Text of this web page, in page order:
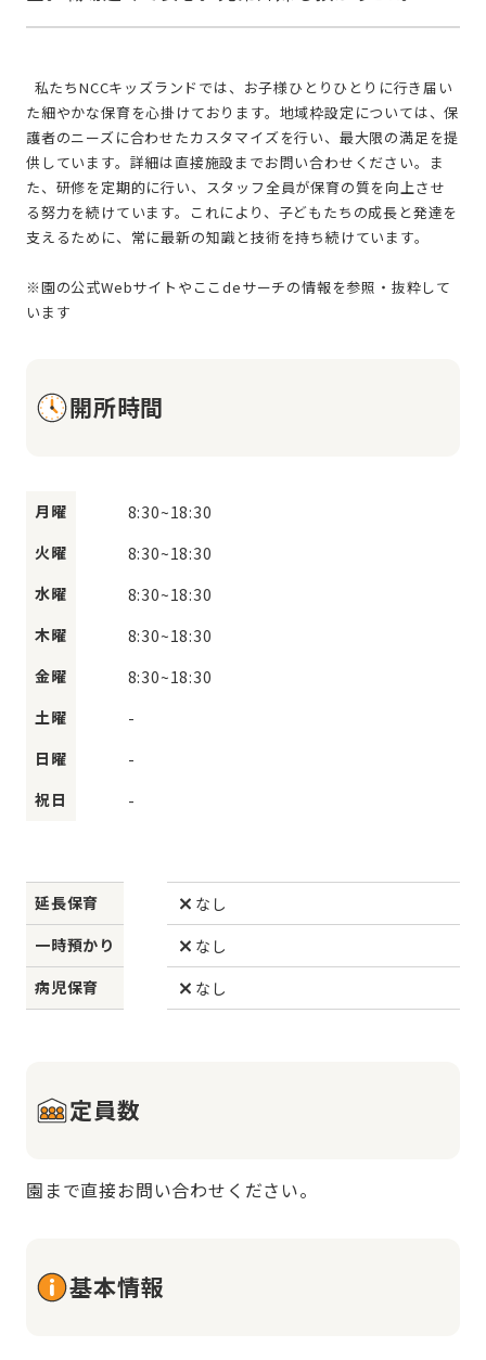
た細やかな保育を心掛けております。地域枠設定については、保
護者のニーズに合わせたカスタマイズを行い、最大限の満足を提
供しています。詳細は直接施設までお問い合わせください。ま
た、研修を定期的に行い、スタッフ全員が保育の質を向上させ
る努力を続けています。これにより、子どもたちの成長と発達を
支えるために、常に最新の知識と技術を持ち続けています。
※園の公式Webサイトやここdeサーチの情報を参照・抜粋して
開所時間
月曜 8:30~18:30
火曜
8:30~18:30
水曜
8:30~18:30
木曜
8:30~18:30
金曜
8:30~18:30
土曜
-
日曜
-
祝日
-
延長保育
なし
一時預かり
なし
病児保育
なし
定員数
園まで直接お問い合わせください。
基本情報